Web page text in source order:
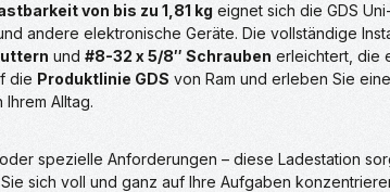
von bis zu 1,81 kg eignet sich die GDS
andere elektronische Geräte. Die vollständige
und #8-32 x 5/8″ Schrauben erleichtert, die
die Produktlinie GDS von Ram und erleben Sie
Alltag.
spezielle Anforderungen – diese Ladestation
sich voll und ganz auf Ihre Aufgaben